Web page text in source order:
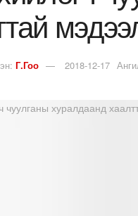
Г.Гоо 2018-12-17